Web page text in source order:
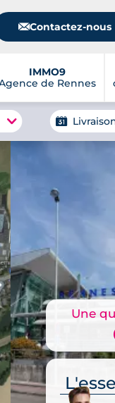
📧Contactez-nous
IMMO9
de Rennes
Une